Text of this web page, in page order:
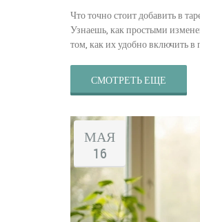
Что точно стоит добавить в
Узнаешь, как простыми
том, как их удобно включить
СМОТРЕТЬ ЕЩЕ
МАЯ
16